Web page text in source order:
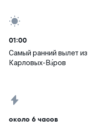
01:00
Самый ранний вылет из
Карловых-Ва́ров
около 6 часов